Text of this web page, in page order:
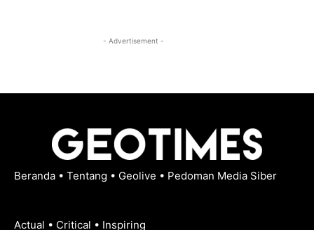
- Advertisement -
Beranda • Tentang • Geolive • Pedoman Media Siber
Actual • Critical • Inspiring